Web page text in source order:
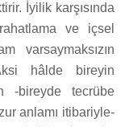
İyilik karşısında
ve içsel
varsaymaksızın
hâlde bireyin
-bireyde tecrübe
anlamı itibariyle-